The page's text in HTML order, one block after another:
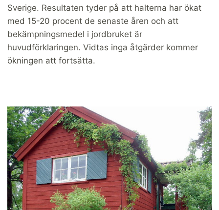
Sverige. Resultaten tyder på att halterna har ökat
med 15-20 procent de senaste åren och att
bekämpningsmedel i jordbruket är
huvudförklaringen. Vidtas inga åtgärder kommer
ökningen att fortsätta.